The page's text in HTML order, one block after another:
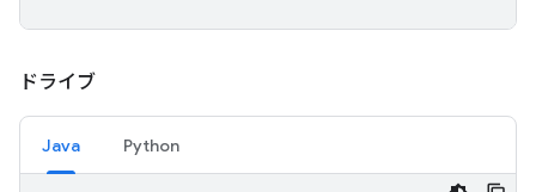
ドライブ
Java Python